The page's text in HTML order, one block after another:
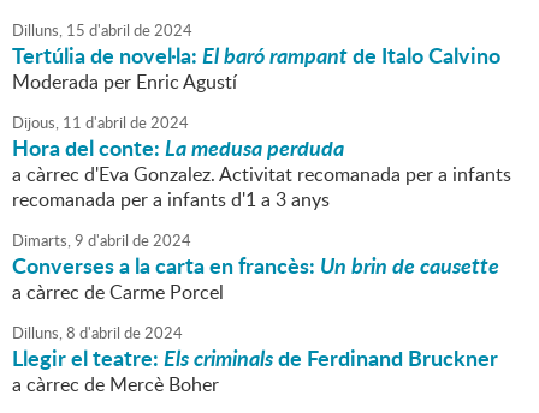
Dilluns, 15 d'abril de2024
Tertúlia de novel·la:El baró rampantde Italo Calvino
Moderada per Enric Agustí
Dijous, 11 d'abril de2024
Hora del conte:La medusa perduda
a càrrec d'Eva Gonzalez. Activitat recomanada per a infants
recomanada per a infants d'1 a 3 anys
Dimarts,9 d'abril de2024
Converses a la carta en francès: Un brin de causette
a càrrec de Carme Porcel
Dilluns,8 d'abril de2024
Llegir el teatre:Els criminalsde Ferdinand Bruckner
a càrrec de Mercè Boher